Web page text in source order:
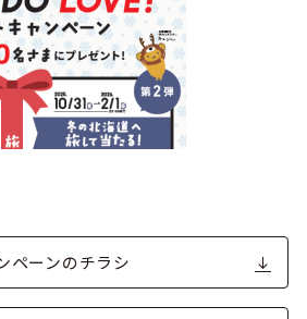
観光資料
ペーンのチラシ